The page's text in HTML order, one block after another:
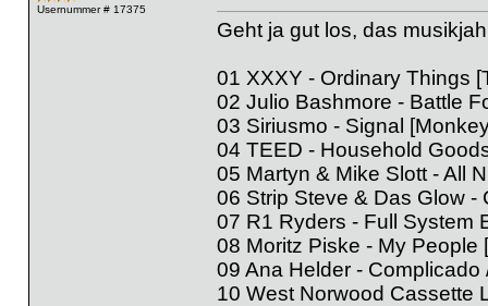
Usernummer # 17375
Geht ja gut los, das
01 XXXY - Ordinary Things
02 Julio Bashmore - Battle
03 Siriusmo - Signal
04 TEED - Household
05 Martyn & Mike Slott - All
06 Strip Steve & Das Glow -
07 R1 Ryders - Full System
08 Moritz Piske - My People
09 Ana Helder -
10 West Norwood Cassette